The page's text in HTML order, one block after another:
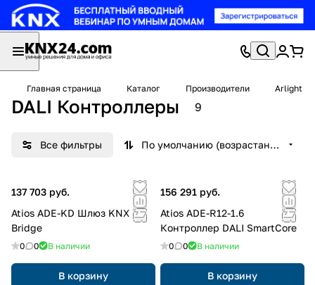
Главная страница Каталог Производители Arlight
DALI Контроллеры 9
Все фильтры По умолчанию (возрастание)
137 703 руб.
Atios ADE-KD Шлюз KNX
Bridge
0 0 В наличии
В корзину
156 291 руб.
Atios ADE-R12-1.6
Контроллер DALI SmartCore
0 0 В наличии
В корзину